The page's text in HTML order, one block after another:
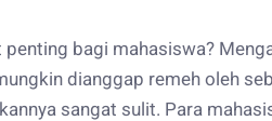
bagi mahasiswa?
dianggap remeh oleh
sangat sulit. Para